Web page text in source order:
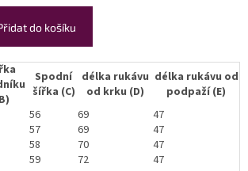
do košíku
Spodní
šířka (C)
délka rukávu
od krku (D)
délka rukávu od
podpaží (E)
56 69
47
57 69
47
58 70
47
59 72
47